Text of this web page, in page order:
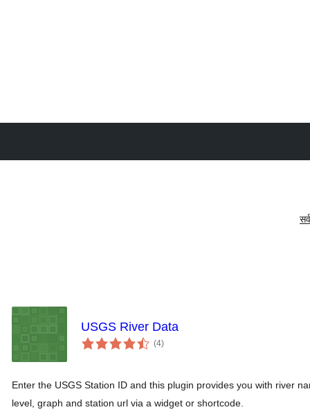
सर्व
USGS River Data
(4एकूण
मूल्यांकन
)
Enter the USGS Station ID and this plugin provides you with river
level, graph and station url via a widget or shortcode.